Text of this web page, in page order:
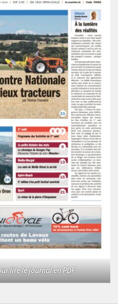
lire le journal en PDF